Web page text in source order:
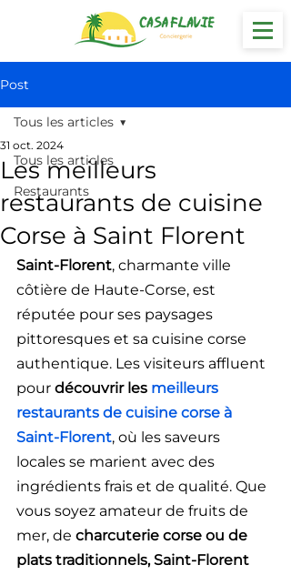
Post
Tous les articles
Restaurants
Tous les articles
Les meilleurs
restaurants de cuisine
Corse à Saint Florent
31 oct. 2024
Saint-Florent, charmante ville
côtière de Haute-Corse, est
réputée pour ses paysages
pittoresques et sa cuisine corse
authentique. Les visiteurs affluent
pour découvrir les meilleurs
restaurants de cuisine corse à
Saint-Florent, où les saveurs
locales se marient avec des
ingrédients frais et de qualité. Que
vous soyez amateur de fruits de
mer, de charcuterie corse ou de
plats traditionnels, Saint-Florent